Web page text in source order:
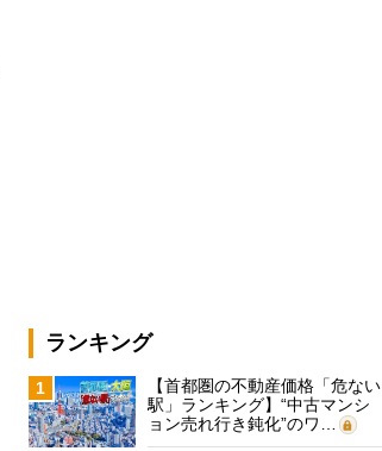
ランキング
1
【首都圏の不動産価格「危ない
駅」ランキング】“中古マンシ
ョン売れ行き鈍化”のワ…